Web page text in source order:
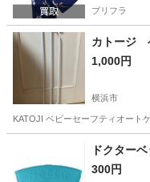
プリフラ
カトージ
1,000円
横浜市
KATOJI ベビーセーフティオート
ベビー用品
ドクター
300円